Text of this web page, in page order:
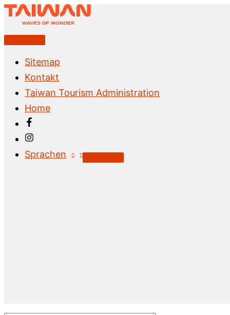
Zum
Inhalt
springenAbove
Sitemap
Kontakt
Taiwan Tourism Administration
Home
Sprachen